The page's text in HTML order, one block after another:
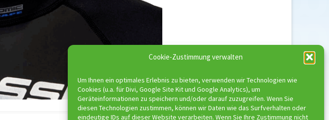
Cookie-Zustimmung verwalten
Um Ihnen ein optimales Erlebnis zu bieten, verwenden wir Technologien wie
Cookies (u.a. für Divi, Google Site Kit und Google Analytics), um
Geräteinformationen zu speichern und/oder darauf zuzugreifen. Wenn Sie
diesen Technologien zustimmen, können wir Daten wie das Surfverhalten oder
eindeutige IDs auf dieser Website verarbeiten. Wenn Sie Ihre Zustimmung nicht